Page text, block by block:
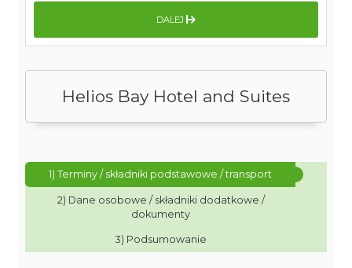
Helios Bay Hotel and Suites
1) Terminy / składniki podstawowe / transport
2) Dane osobowe / składniki dodatkowe /
dokumenty
3) Podsumowanie
DALEJ